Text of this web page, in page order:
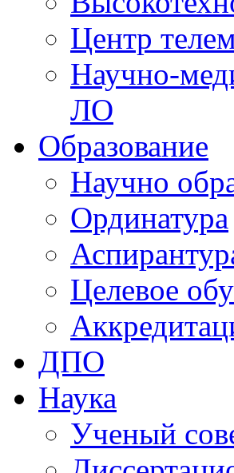
Центр
Научно-
ЛО
Образование
Научно
Ординатура
Целевое
ДПО
Наука
Ученый